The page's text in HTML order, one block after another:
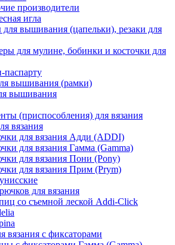
производители
игла
вышивания (цапельки), резаки для
для мулине, бобинки и косточки для
вышивания (рамки)
вышивания
(приспособления) для вязания
вязания
для вязания Адди (ADDI)
для вязания Гамма (Gamma)
для вязания Пони (Pony)
для вязания Прим (Prym)
для вязания
со съемной леской Addi-Click
вязания с фиксаторами